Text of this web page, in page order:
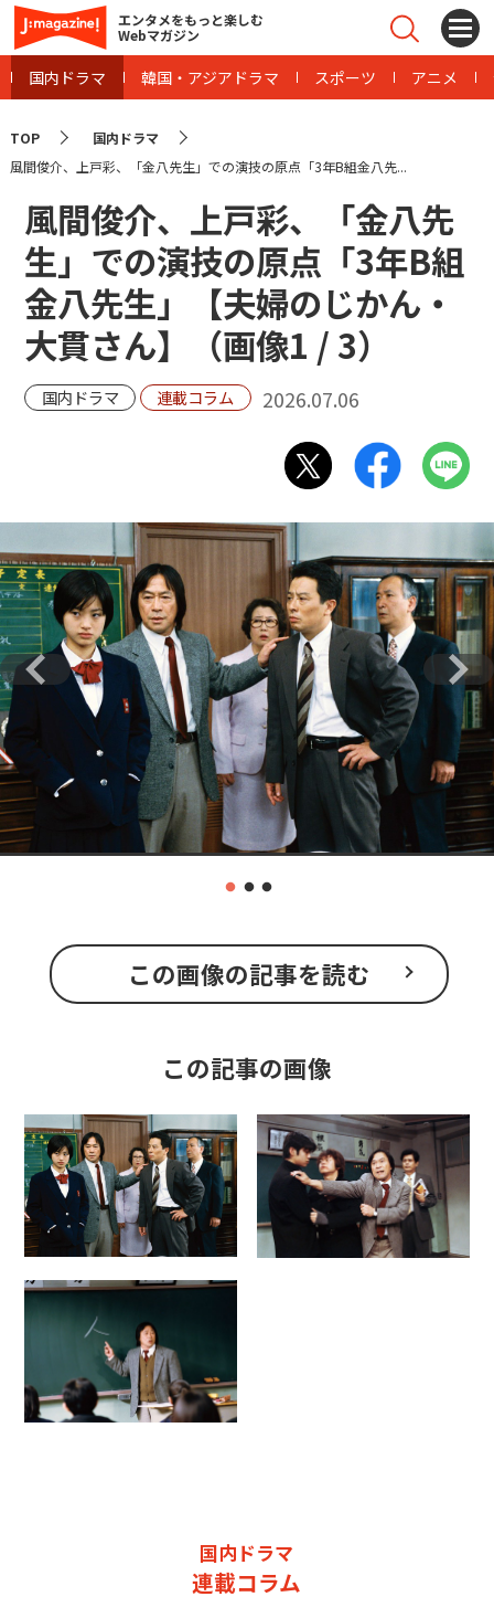
エンタメをもっと楽しむ
Webマガジン
国内ドラマ 韓国・アジアドラマ スポーツ アニメ
TOP
国内ドラマ
風間俊介、上戸彩、「金八先生」での演技の原点「3年B組金八先...
風間俊介、上戸彩、「金八先
生」での演技の原点「3年B組
金八先生」【夫婦のじかん・
大貫さん】（画像1 / 3）
国内ドラマ 連載コラム 2026.07.06
この画像の記事を読む
この記事の画像
国内ドラマ
連載コラム